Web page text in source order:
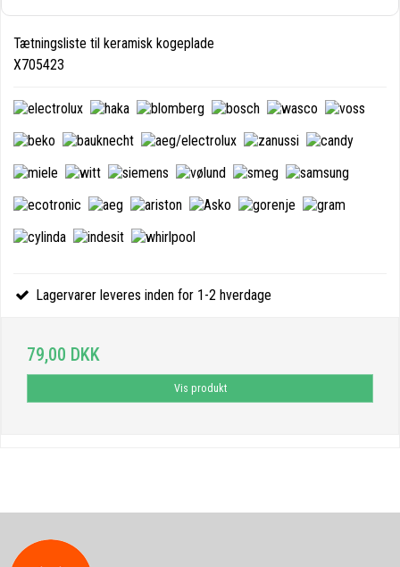
Tætningsliste til keramisk kogeplade
X705423
Lagervarer leveres inden for 1-2 hverdage
79,00 DKK
Vis produkt